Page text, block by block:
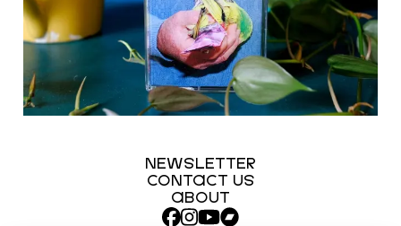
NEWSLETTER
CONTACT US
ABOUT